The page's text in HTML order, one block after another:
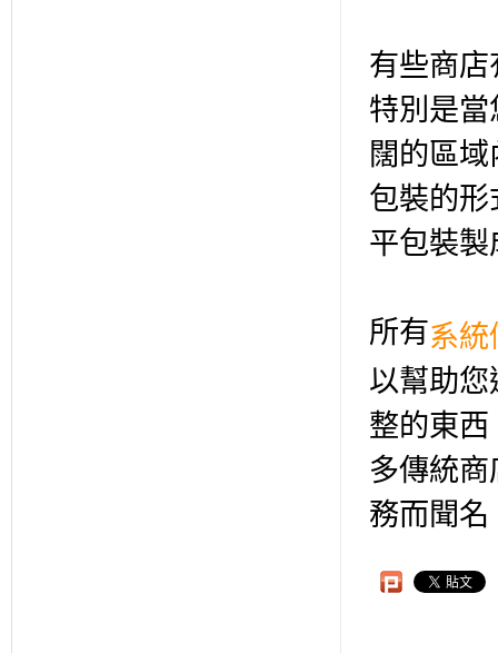
有些商
特別是
闊的區
包裝的
平包裝
所有系統
以幫助
整的東
多傳統
務而聞名